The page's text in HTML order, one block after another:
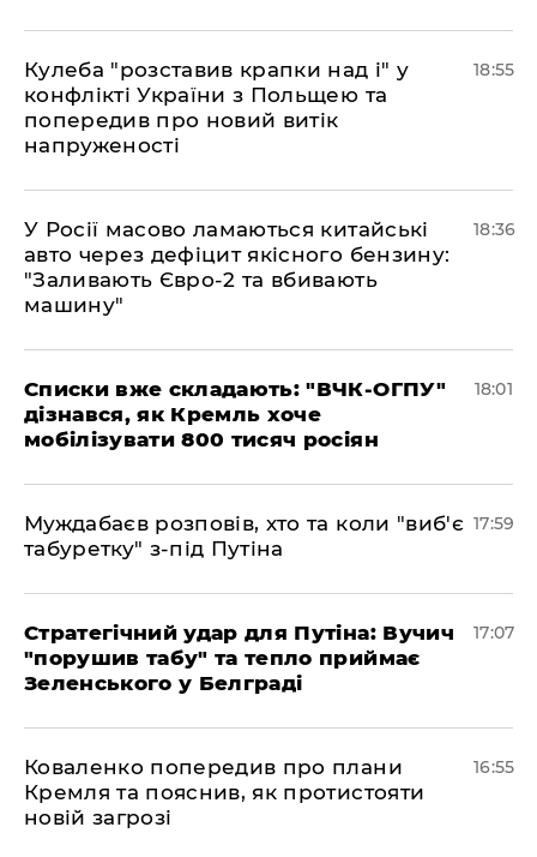
Кулеба "розставив крапки над і" у
конфлікті України з Польщею та
попередив про новий витік
напруженості
18:55
У Росії масово ламаються китайські
авто через дефіцит якісного бензину:
"Заливають Євро-2 та вбивають
машину"
18:36
Списки вже складають: "ВЧК-ОГПУ"
дізнався, як Кремль хоче
мобілізувати 800 тисяч росіян
18:01
Муждабаєв розповів, хто та коли "виб'є
табуретку" з-під Путіна
17:59
Стратегічний удар для Путіна: Вучич
"порушив табу" та тепло приймає
Зеленського у Белграді
17:07
Коваленко попередив про плани
Кремля та пояснив, як протистояти
новій загрозі
16:55